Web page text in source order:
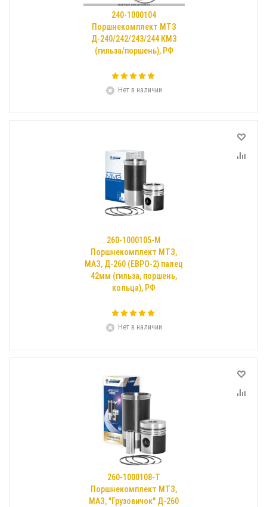
240-1000104
Поршнекомплект МТЗ
Д-240/242/243/244 КМЗ
(гильза/поршень), РФ
Нет в наличии
260-1000105-М
Поршнекомплект МТЗ,
МАЗ, Д-260 (ЕВРО-2) палец
42мм (гильза, поршень,
кольца), РФ
Нет в наличии
260-1000108-Т
Поршнекомплект МТЗ,
МАЗ, "Грузовичок" Д-260